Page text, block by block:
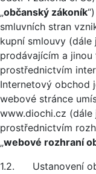
„občanský zákoník
smluvních stran
kupní smlouvy (dále
prodávajícím a
prostřednictvím
Internetový obchod
webové stránce
www.diochi.cz (dále
prostřednictvím
„webové rozhraní
1.2. Ustanovení